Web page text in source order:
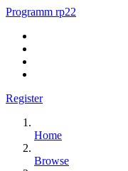
Programm rp22
Register
Home
Browse